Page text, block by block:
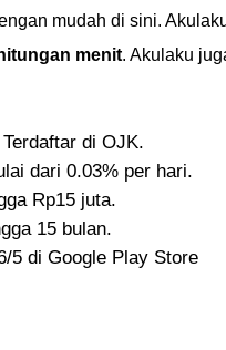
mudah di sini.
menit. Akulaku
Terdaftar di OJK.
dari 0.03% per hari.
Rp15 juta.
15 bulan.
5 di Google Play Store